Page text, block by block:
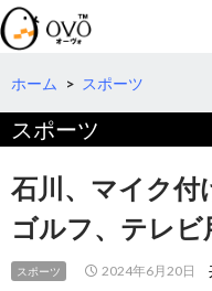
検
索
コ
テ
へ
移
動
ホーム > スポーツ
スポーツ
石川、マイク付
ゴルフ、テレビ
スポーツ 2024年6月20日